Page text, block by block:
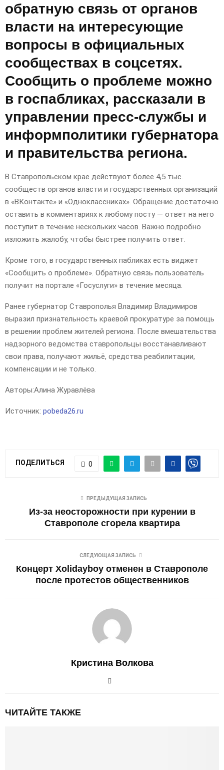
обратную связь от органов
власти на интересующие
вопросы в официальных
сообществах в соцсетях.
Сообщить о проблеме можно
в госпабликах, рассказали в
управлении пресс-службы и
информполитики губернатора
и правительства региона.
В Ставропольском крае действуют более 4,5 тыс.
сообществ органов власти и государственных организаций
в «ВКонтакте» и «Одноклассниках». Обращение достаточно
оставить в комментариях к любому посту — ответ на него
поступит в течение нескольких часов. Важно подробно
изложить жалобу, чтобы быстрее получить ответ.
Кроме того, в государственных пабликах есть виджет
«Сообщить о проблеме». Обратную связь пользователь
получит на портале «Госуслуги» в течение месяца.
Ранее губернатор Ставрополья Владимир Владимиров
выразил признательность краевой прокуратуре за помощь
в решении проблем жителей региона. После вмешательства
надзорного ведомства ставропольцы восстанавливают
свои права, получают жильё, средства реабилитации,
компенсации и не только.
Авторы:Алина Журавлёва
Источник: pobeda26.ru
ПОДЕЛИТЬСЯ 0
ПРЕДЫДУЩАЯ ЗАПИСЬ
Из-за неосторожности при курении в
Ставрополе сгорела квартира
СЛЕДУЮЩАЯ ЗАПИСЬ
Концерт Xolidayboy отменен в Ставрополе
после протестов общественников
Кристина Волкова
ЧИТАЙТЕ ТАКЖЕ